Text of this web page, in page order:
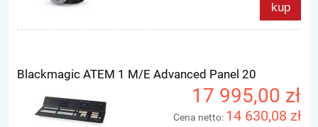
kup
Blackmagic ATEM 1 M/E Advanced Panel 20
17 995,00 zł
Cena netto: 14 630,08 zł